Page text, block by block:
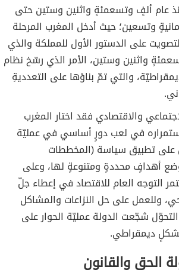
عام ألفٍ وتسعمئةٍ واثنين وستين حتى
وتسعين؛ حيث أدخل المغرب المرحلة
على الدستور الأول للمملكة والذي
واثنين وستين، الأمر الذي رسّخ نظام
والتي تمّ بناؤها على التعدديةِ
والاقتصادي فقد اختار المغرب
استمراره في لعب دورٍ أساسي في عمليّة
على تطبيق سياسة (المخططات
أهدافٍ محددةٍ ومتنوعةٍ لها، وعلى
التوجه العام للاقتصاد في إعطاء جلّ
وللعمل على حل النزاعات والمشاكل
التحوّل شجّعت الدولة عمليّة الحوار على
ديمقراطي.
الحق والقانون